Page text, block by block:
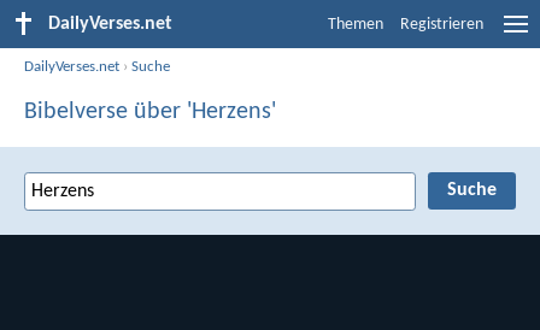
DailyVerses.net Themen Registrieren
DailyVerses.net ›Suche
Bibelverse über 'Herzens'